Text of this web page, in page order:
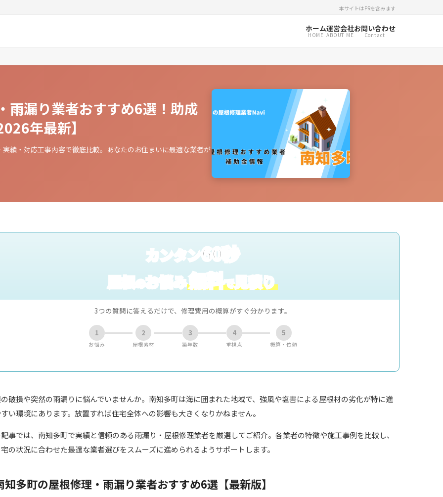
本サイトはPRを含みます
ホーム
HOME
運営会社
ABOUT ME
お問い合わせ
Contact
雨漏り業者おすすめ6選！助成
年最新】
績・対応工事内容で徹底比較。あなたのお住まいに最適な業者が
カンタン60秒
屋根のお悩み無料で見積り
3つの質問に答えるだけで、修理費用の概算がすぐ分かります。
1
お悩み
2
屋根素材
3
築年数
4
重視点
5
概算・依頼
破損や突然の雨漏りに悩んでいませんか。南知多町は海に囲まれた地域で、強風や塩害による屋根材の劣化が特に進
い環境にあります。放置すれば住宅全体への影響も大きくなりかねません。
事では、南知多町で実績と信頼のある雨漏り・屋根修理業者を厳選してご紹介。各業者の特徴や施工事例を比較し、
の状況に合わせた最適な業者選びをスムーズに進められるようサポートします。
知多町の屋根修理・雨漏り業者おすすめ6選【最新版】